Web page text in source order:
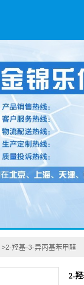
>2-羟基-3-异丙基苯甲醛
2-